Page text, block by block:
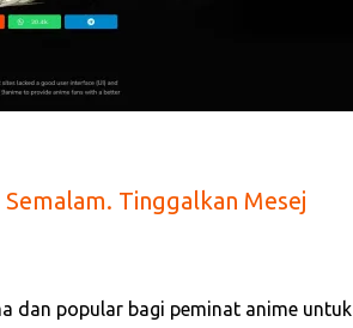
Tinggalkan Mesej
dan popular bagi peminat anime untuk